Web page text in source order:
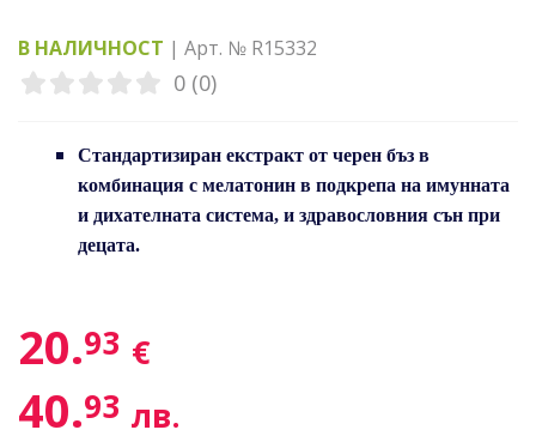
В НАЛИЧНОСТ | Арт. № R15332
0 (0)
Стандартизиран екстракт от черен бъз в
комбинация с мелатонин в подкрепа на имунната
и дихателната система, и здравословния сън при
децата.
20.93 €
40.93 лв.